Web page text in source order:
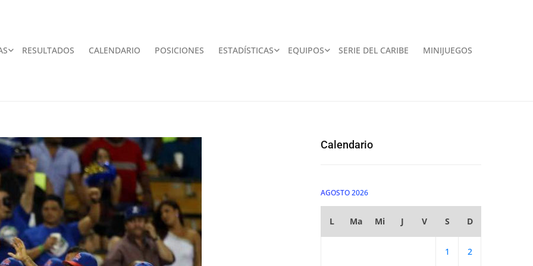
RESULTADOS CALENDARIO POSICIONES ESTADÍSTICAS EQUIPOS SERIE DEL CARIBE MINIJUEGOS
Calendario
AGOSTO 2026
L Ma Mi J V S D
1 2